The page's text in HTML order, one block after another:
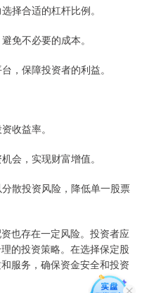
择合适的杠杆比例。
免不必要的成本。
，保障投资者的利益。
收益率。
会，实现财富增值。
散投资风险，降低单一股票
也存在一定风险。投资者应
的投资策略。在选择保定股
服务，确保资金安全和投资